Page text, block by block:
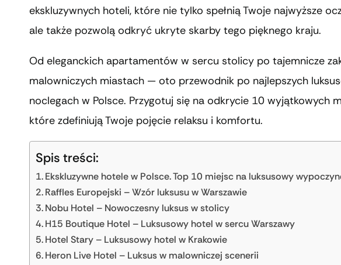
ekskluzywnych hoteli, które nie tylko spełnią Twoje najwyższe
ale także pozwolą odkryć ukryte skarby tego pięknego kraju.
Od eleganckich apartamentów w sercu stolicy po tajemnicze
malowniczych miastach — oto przewodnik po najlepszych
noclegach w Polsce. Przygotuj się na odkrycie 10 wyjątkowych
które zdefiniują Twoje pojęcie relaksu i komfortu.
Spis treści:
Ekskluzywne hotele w Polsce. Top 10 miejsc na luksusowy
Raffles Europejski – Wzór luksusu w Warszawie
Nobu Hotel – Nowoczesny luksus w stolicy
H15 Boutique Hotel – Luksusowy hotel w sercu Warszawy
Hotel Stary – Luksusowy hotel w Krakowie
Heron Live Hotel – Luksus w malowniczej scenerii